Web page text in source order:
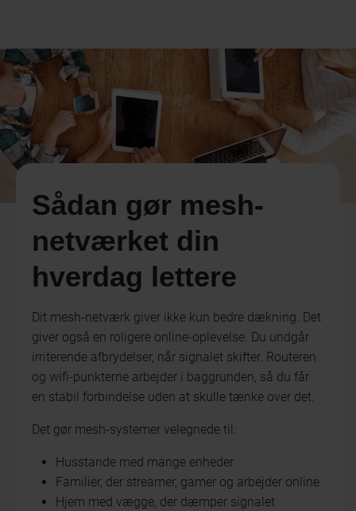
Sådan gør mesh-
netværket din
hverdag lettere
Dit mesh-netværk giver ikke kun bedre dækning. Det
giver også en roligere online-oplevelse. Du undgår
irriterende afbrydelser, når signalet skifter. Routeren
og wifi-punkterne arbejder i baggrunden, så du får
en stabil forbindelse uden at skulle tænke over det.
Det gør mesh-systemer velegnede til:
Husstande med mange enheder
Familier, der streamer, gamer og arbejder online
Hjem med vægge, der dæmper signalet